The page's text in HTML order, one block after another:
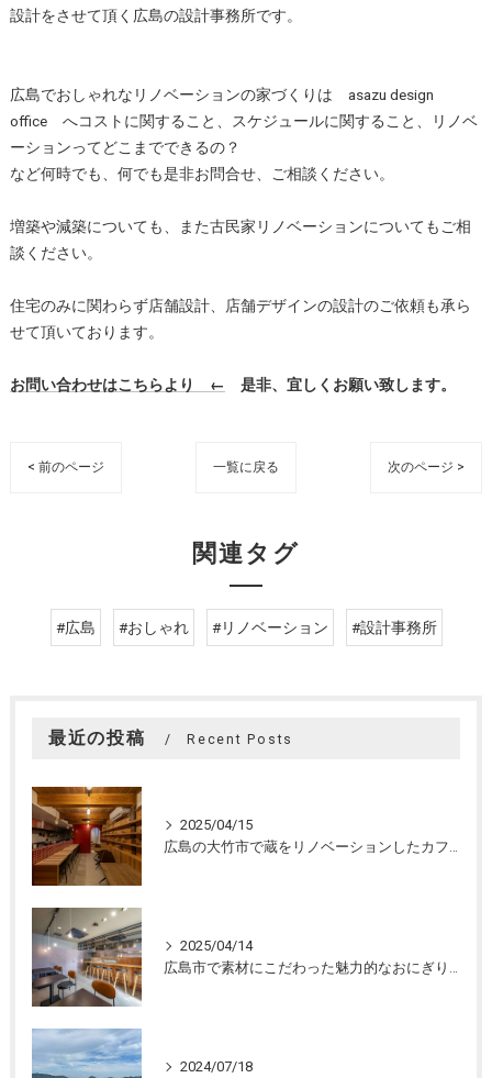
設計をさせて頂く広島の設計事務所です。
広島でおしゃれなリノベーションの家づくりは asazu design
office へコストに関すること、スケジュールに関すること、リノベ
ーションってどこまでできるの？
など何時でも、何でも是非お問合せ、ご相談ください。
増築や減築についても、また古民家リノベーションについてもご相
談ください。
住宅のみに関わらず店舗設計、店舗デザインの設計のご依頼も承ら
せて頂いております。
お問い合わせはこちらより ← 是非、宜しくお願い致します。
< 前のページ 一覧に戻る 次のページ >
関連タグ
#広島 #おしゃれ #リノベーション #設計事務所
最近の投稿 Recent Posts
2025/04/15
広島の大竹市で蔵をリノベーションしたカフェの設計。店舗設計、店舗デザインはasazu design office
2025/04/14
広島市で素材にこだわった魅力的なおにぎり屋さんの設計。店舗設計、店舗デザインはasazu design office
2024/07/18